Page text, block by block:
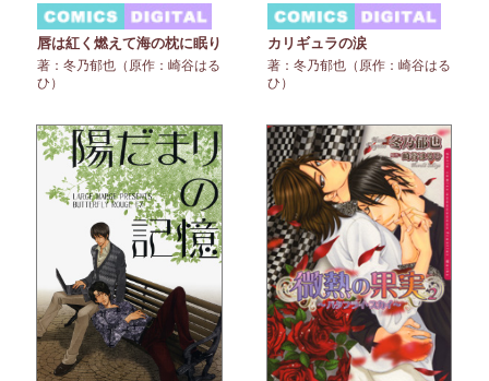
唇は紅く燃えて海の枕に眠り
著：冬乃郁也（原作：崎谷はる
ひ）
カリギュラの涙
著：冬乃郁也（原作：崎谷はる
ひ）